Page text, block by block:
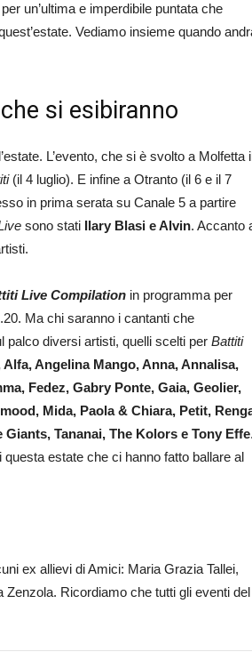
un’ultima e imperdibile puntata che
Vediamo insieme quando
si esibiranno
L’evento, che si è svolto a Molfetta
(il 4 luglio). E infine a Otranto (il 6 e il 7
in prima serata su Canale 5 a partire
sono stati Ilary Blasi e Alvin. Accanto
Live Compilation in programma per
Ma chi saranno i cantanti che
palco diversi artisti, quelli scelti per Battiti
Angelina Mango, Anna, Annalisa,
Fedez, Gabry Ponte, Gaia, Geolier,
Mida, Paola & Chiara, Petit,
Tananai, The Kolors e Tony Effe.
estate che ci hanno fatto ballare al
ex allievi di Amici: Maria Grazia Tallei,
Ricordiamo che tutti gli eventi del